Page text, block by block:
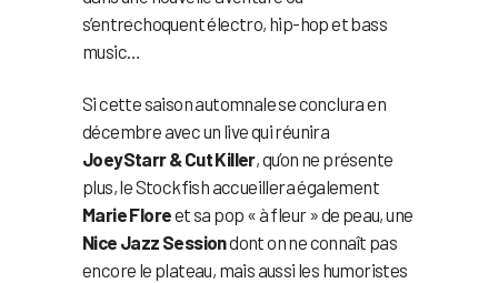
s’entrechoquent électro, hip-hop et bass
music…
Si cette saison automnale se conclura en
décembre avec un live qui réunira
JoeyStarr & Cut Killer, qu’on ne présente
plus, le Stockfish accueillera également
Marie Floreet sa pop « à fleur » de peau, une
Nice Jazz Sessiondont on ne connaît pas
encore le plateau, mais aussi les humoristes